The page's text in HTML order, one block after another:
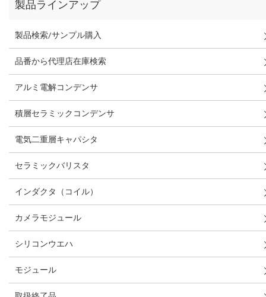
製品ラインアップ
製品検索/サンプル購入
品番から代理店在庫検索
アルミ電解コンデンサ
積層セラミックコンデンサ
電気二重層キャパシタ
セラミックバリスタ
インダクタ（コイル）
カメラモジュール
シリコンウエハ
モジュール